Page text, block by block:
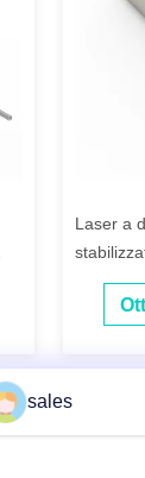
Laser a
976 nm
sales